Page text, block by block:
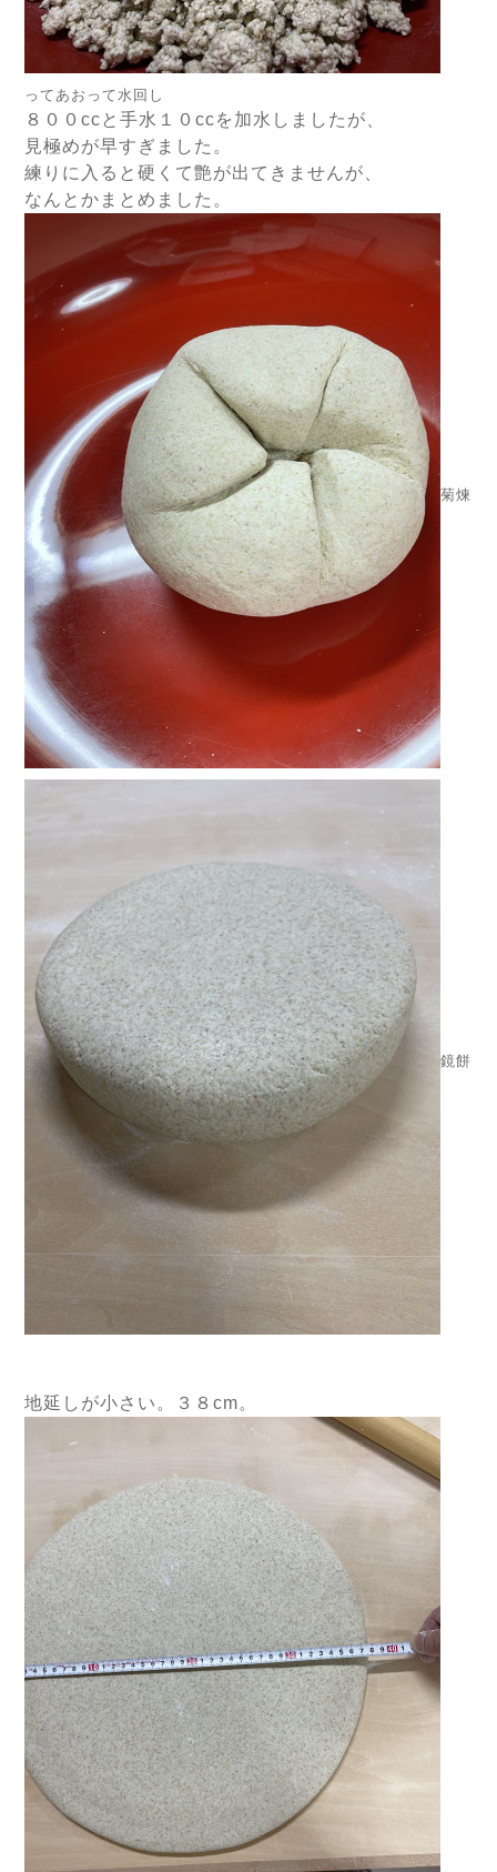
ってあおって水回し
８００ccと手水１０ccを加水しましたが、
見極めが早すぎました。
練りに入ると硬くて艶が出てきませんが、
なんとかまとめました。
菊煉
鏡餅
地延しが小さい。３８cm。